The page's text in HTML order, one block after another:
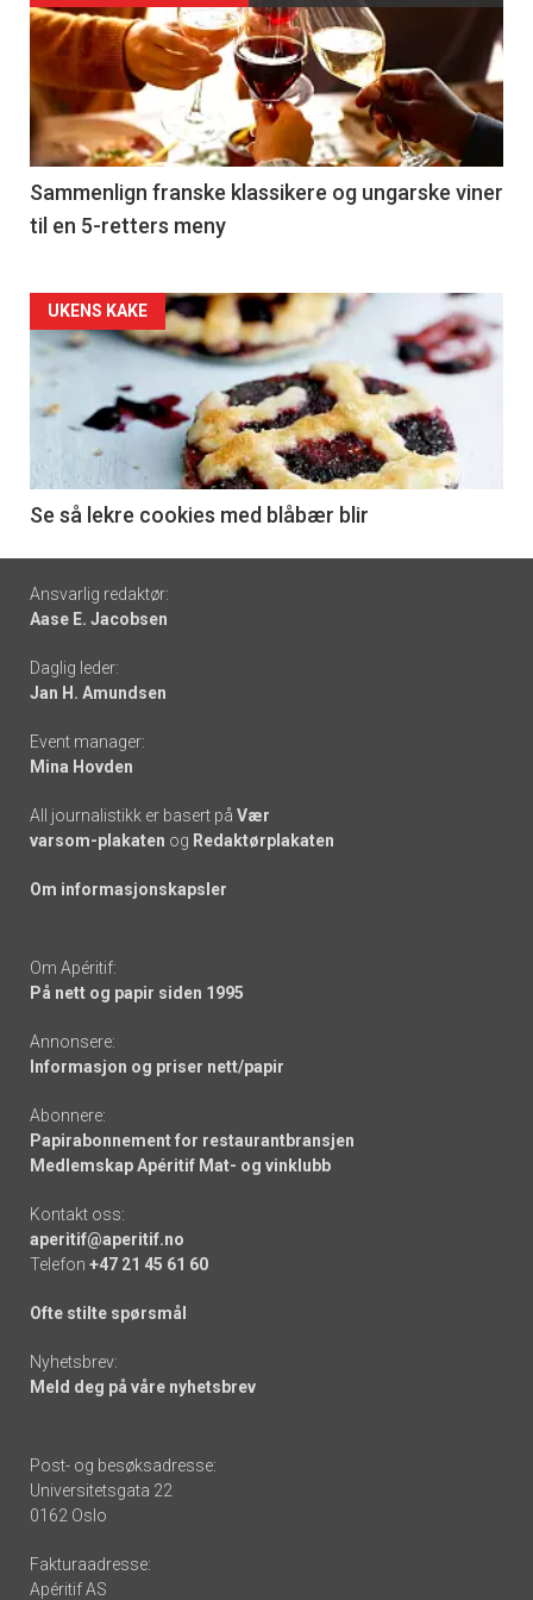
akkurat
nå
-
5
Sammenlign franske klassikere og ungarske viner
til en 5-retters meny
Forsiden
akkurat
nå
6
UKENS KAKE
Se så lekre cookies med blåbær blir
Footer
-
links
Ansvarlig redaktør:
Aase E. Jacobsen
Daglig leder:
Jan H. Amundsen
Event manager:
Mina Hovden
All journalistikk er basert på Vær
varsom-plakaten og Redaktørplakaten
Om informasjonskapsler
Om Apéritif:
På nett og papir siden 1995
Annonsere:
Informasjon og priser nett/papir
Abonnere:
Papirabonnement for restaurantbransjen
Medlemskap Apéritif Mat- og vinklubb
Kontakt oss:
aperitif@aperitif.no
Telefon +47 21 45 61 60
Ofte stilte spørsmål
Nyhetsbrev:
Meld deg på våre nyhetsbrev
Post- og besøksadresse:
Universitetsgata 22
0162 Oslo
Fakturaadresse:
Apéritif AS